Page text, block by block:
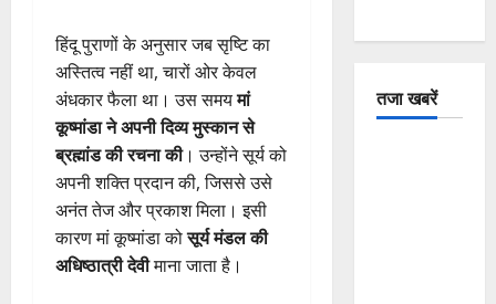
हिंदू पुराणों के अनुसार जब सृष्टि का
अस्तित्व नहीं था, चारों ओर केवल
अंधकार फैला था। उस समयमां
कूष्मांडा ने अपनी दिव्य मुस्कान से
ब्रह्मांड की रचना की। उन्होंने सूर्य को
अपनी शक्ति प्रदान की, जिससे उसे
अनंत तेज और प्रकाश मिला। इसी
कारण मां कूष्मांडा कोसूर्य मंडल की
अधिष्ठात्री देवीमाना जाता है।
तजा खबरें